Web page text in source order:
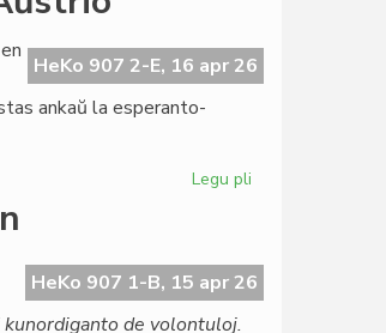
en
la
HeKo 907 2-E, 16 apr 26
ankaŭ la esperanto-
Legu pli
esperanto-
kulturo
HeKo 907 1-B, 15 apr 26
de volontuloj.